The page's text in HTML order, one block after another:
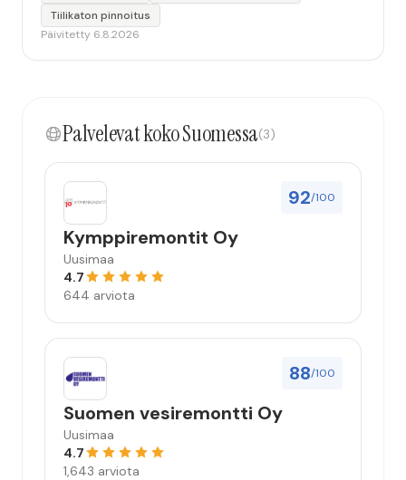
kohtaa huomattu mutta toki optimaalisessa
tilanteessa myyjä olisi jo kiinnittänyt tähän huomiota.
mahdollisuus että palveluita käytän”
Tiilikaton pinnoitus
Päivitetty 6.8.2026
Palvelevat koko Suomessa(3)
92/100
Kymppiremontit Oy
Uusimaa
4.7
644 arviota
88/100
Suomen vesiremontti Oy
Uusimaa
4.7
1,643 arviota